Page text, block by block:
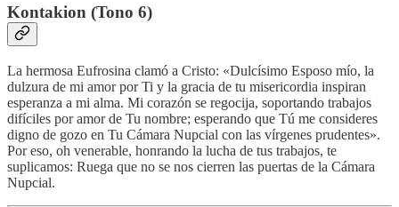
Kontakion (Tono 6)
La hermosa Eufrosina clamó a Cristo: «Dulcísimo Esposo mío, la
dulzura de mi amor por Ti y la gracia de tu misericordia inspiran
esperanza a mi alma. Mi corazón se regocija, soportando trabajos
difíciles por amor de Tu nombre; esperando que Tú me consideres
digno de gozo en Tu Cámara Nupcial con las vírgenes prudentes».
Por eso, oh venerable, honrando la lucha de tus trabajos, te
suplicamos: Ruega que no se nos cierren las puertas de la Cámara
Nupcial.